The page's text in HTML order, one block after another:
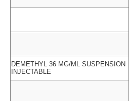
DEMETHYL 36 MG/ML SUSPENSION
INJECTABLE